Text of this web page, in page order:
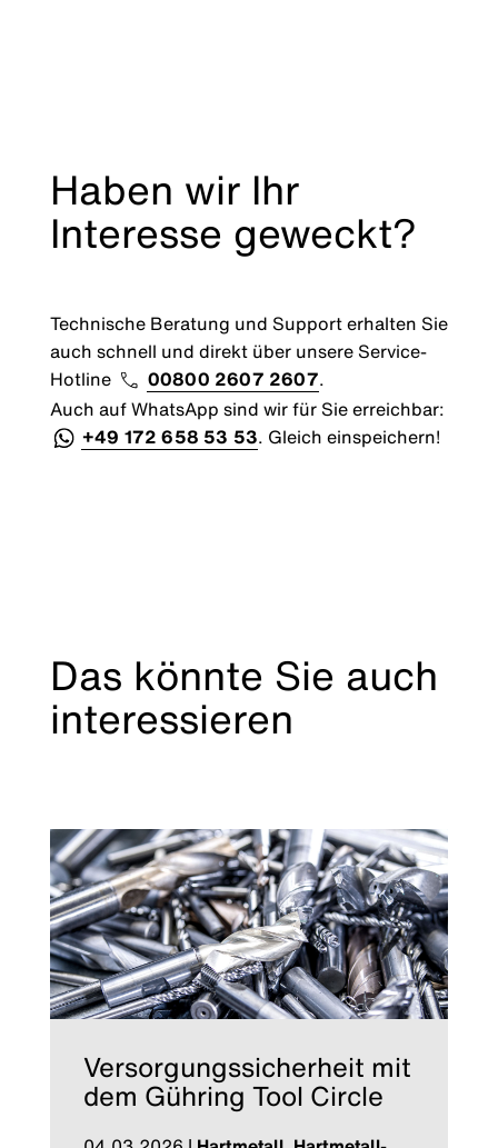
Haben wir Ihr
Interesse geweckt?
Technische Beratung und Support erhalten Sie
auch schnell und direkt über unsere Service-
Hotline
00800 2607 2607.
Auch auf WhatsApp sind wir für Sie erreichbar:
+49 172 658 53 53. Gleich einspeichern!
Das könnte Sie auch
interessieren
Versorgungssicherheit mit
dem Gühring Tool Circle